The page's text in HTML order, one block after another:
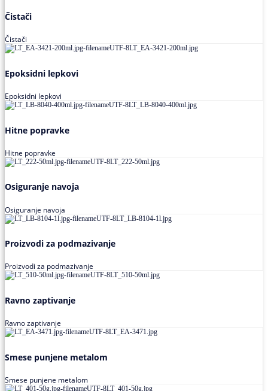
Čistači
Čistači
Epoksidni lepkovi
Epoksidni lepkovi
Hitne popravke
Hitne popravke
Osiguranje navoja
Osiguranje navoja
Proizvodi za podmazivanje
Proizvodi za podmazivanje
Ravno zaptivanje
Ravno zaptivanje
Smese punjene metalom
Smese punjene metalom